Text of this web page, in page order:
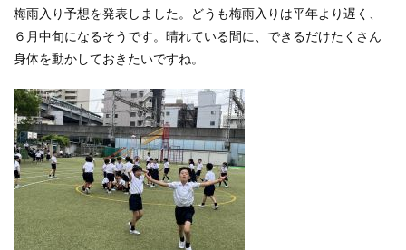
梅雨入り予想を発表しました。どうも梅雨入りは平年より遅く、
６月中旬になるそうです。晴れている間に、できるだけたくさん
身体を動かしておきたいですね。